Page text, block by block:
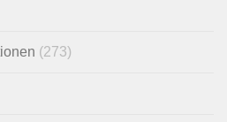
(273)